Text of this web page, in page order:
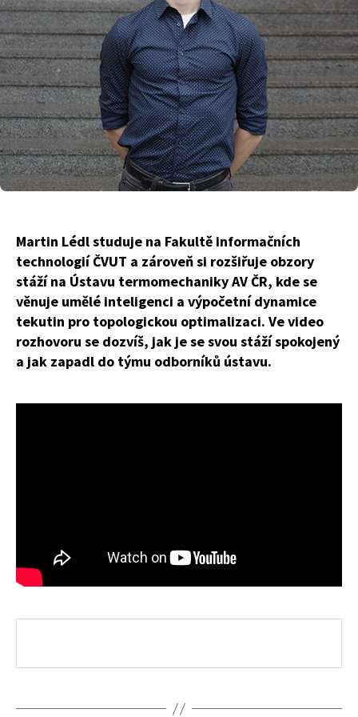
Martin Lédl studuje na Fakultě informačních
technologií ČVUT a zároveň si rozšiřuje obzory
stáží na Ústavu termomechaniky AV ČR, kde se
věnuje umělé inteligenci a výpočetní dynamice
tekutin pro topologickou optimalizaci. Ve video
rozhovoru se dozvíš, jak je se svou stáží spokojený
a jak zapadl do týmu odborníků ústavu.